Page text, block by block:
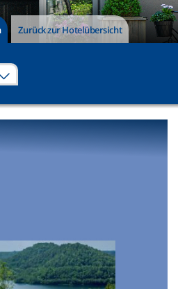
Zurück zur Hotelübersicht